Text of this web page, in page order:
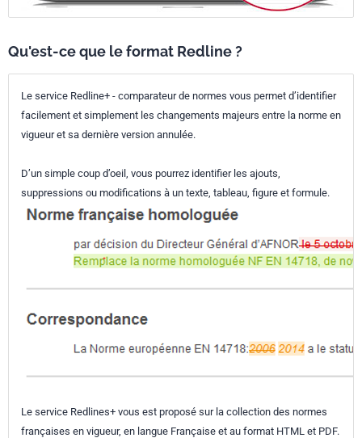
Qu'est-ce que le format Redline ?
Le service Redline+ - comparateur de normes vous permet d’identifier
facilement et simplement les changements majeurs entre la norme en
vigueur et sa dernière version annulée.
D’un simple coup d’oeil, vous pourrez identifier les ajouts,
suppressions ou modifications à un texte, tableau, figure et formule.
Le service Redlines+ vous est proposé sur la collection des normes
françaises en vigueur, en langue Française et au format HTML et PDF.